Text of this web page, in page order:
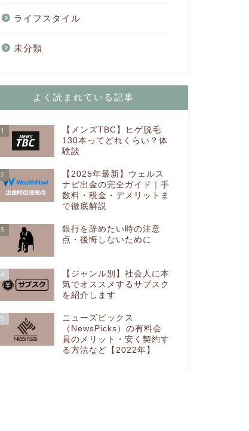
ライフスタイル
未分類
よく読まれている記事
1
【メンズTBC】ヒゲ脱毛
130本ってどれくらい？体
験談
2
【2025年最新】ウェルス
ナビ出金の完全ガイド｜手
数料・税金・デメリットま
で徹底解説
3
銀行を辞めたい時の注意
点・後悔しないために
4
【ジャンル別】社会人に本
気でオススメするサブスク
を紹介します
5
ニューズピックス
（NewsPicks）の有料会
員のメリット・安く契約す
る方法など【2022年】